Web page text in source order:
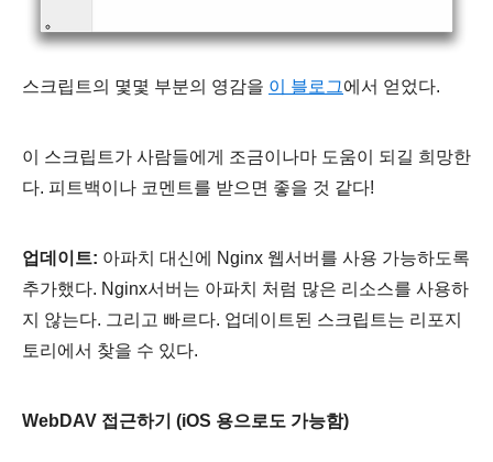
스크립트의 몇몇 부분의 영감을 이 블로그에서 얻었다.
이 스크립트가 사람들에게 조금이나마 도움이 되길 희망한
다. 피트백이나 코멘트를 받으면 좋을 것 같다!
업데이트: 아파치 대신에 Nginx 웹서버를 사용 가능하도록
추가했다. Nginx서버는 아파치 처럼 많은 리소스를 사용하
지 않는다. 그리고 빠르다. 업데이트된 스크립트는 리포지
토리에서 찾을 수 있다.
WebDAV 접근하기 (iOS 용으로도 가능함)